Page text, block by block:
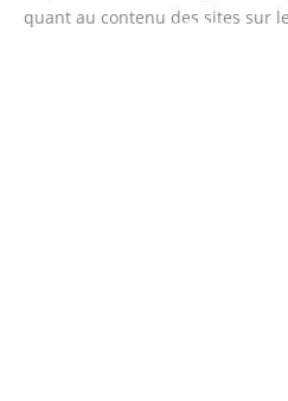
quant au contenu des sites sur